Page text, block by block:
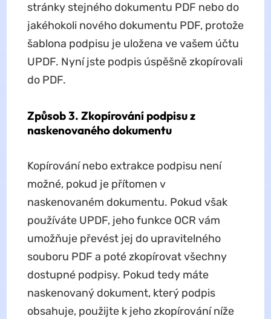
stránky stejného dokumentu PDF nebo do
jakéhokoli nového dokumentu PDF, protože
šablona podpisu je uložena ve vašem účtu
UPDF. Nyní jste podpis úspěšně zkopírovali
do PDF.
Způsob 3. Zkopírování podpisu z
naskenovaného dokumentu
Kopírování nebo extrakce podpisu není
možné, pokud je přítomen v
naskenovaném dokumentu. Pokud však
používáte UPDF, jeho funkce OCR vám
umožňuje převést jej do upravitelného
souboru PDF a poté zkopírovat všechny
dostupné podpisy. Pokud tedy máte
naskenovaný dokument, který podpis
obsahuje, použijte k jeho zkopírování níže